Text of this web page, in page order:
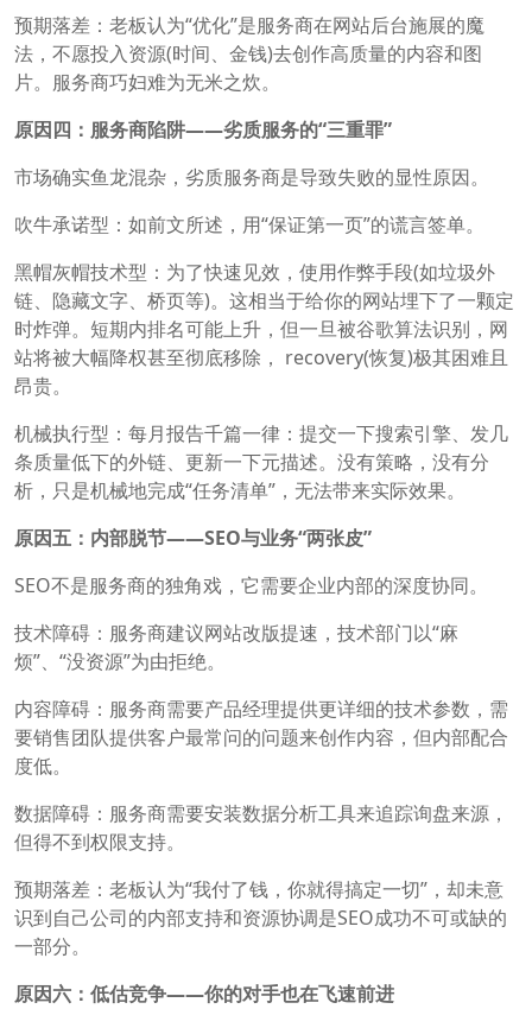
预期落差：老板认为“优化”是服务商在网站后台施展的魔
法，不愿投入资源(时间、金钱)去创作高质量的内容和图
片。服务商巧妇难为无米之炊。
原因四：服务商陷阱——劣质服务的“三重罪”
市场确实鱼龙混杂，劣质服务商是导致失败的显性原因。
吹牛承诺型：如前文所述，用“保证第一页”的谎言签单。
黑帽灰帽技术型：为了快速见效，使用作弊手段(如垃圾外
链、隐藏文字、桥页等)。这相当于给你的网站埋下了一颗定
时炸弹。短期内排名可能上升，但一旦被谷歌算法识别，网
站将被大幅降权甚至彻底移除， recovery(恢复)极其困难且
昂贵。
机械执行型：每月报告千篇一律：提交一下搜索引擎、发几
条质量低下的外链、更新一下元描述。没有策略，没有分
析，只是机械地完成“任务清单”，无法带来实际效果。
原因五：内部脱节——SEO与业务“两张皮”
SEO不是服务商的独角戏，它需要企业内部的深度协同。
技术障碍：服务商建议网站改版提速，技术部门以“麻
烦”、“没资源”为由拒绝。
内容障碍：服务商需要产品经理提供更详细的技术参数，需
要销售团队提供客户最常问的问题来创作内容，但内部配合
度低。
数据障碍：服务商需要安装数据分析工具来追踪询盘来源，
但得不到权限支持。
预期落差：老板认为“我付了钱，你就得搞定一切”，却未意
识到自己公司的内部支持和资源协调是SEO成功不可或缺的
一部分。
原因六：低估竞争——你的对手也在飞速前进